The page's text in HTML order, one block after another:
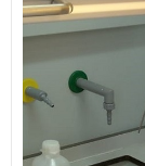
İletişim